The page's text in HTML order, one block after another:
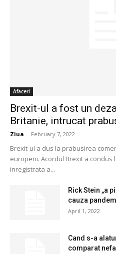
Afaceri
Brexit-ul a fost un
Britanie, intrucat
Ziua - February 7, 2022
Brexit-ul a dus la prabusirea
europeni. Acordul Brexit a condus
inregistrata a...
Rick Stein „a
cauza
April 1, 2022
Cand s-a
comparat